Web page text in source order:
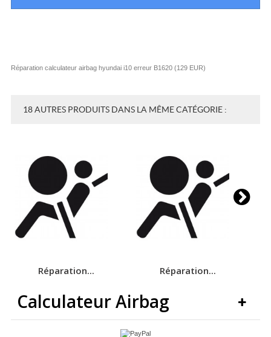
Réparation calculateur airbag hyundai i10 erreur B1620 (129 EUR)
18 AUTRES PRODUITS DANS LA MÊME CATÉGORIE :
Réparation... Réparation...
Calculateur Airbag